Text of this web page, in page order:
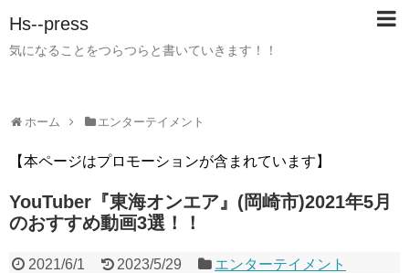
Hs--press
気になることをつらつらと書いていきます！！
ホーム エンターテイメント
【本ページはプロモーションが含まれています】
YouTuber『東海オンエア』(岡崎市)2021年5月
のおすすめ動画3選！！
2021/6/1 2023/5/29 エンターテイメント